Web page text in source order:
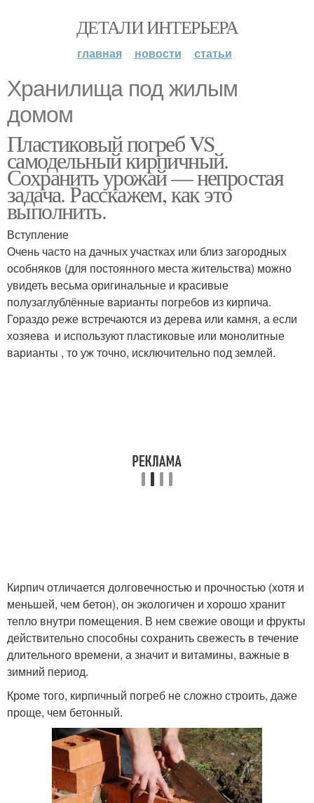
ДЕТАЛИ ИНТЕРЬЕРА
главная новости статьи
Хранилища под жилым
домом
Пластиковый погреб VS
самодельный кирпичный.
Сохранить урожай — непростая
задача. Расскажем, как это
выполнить.
Вступление
Очень часто на дачных участках или близ загородных
особняков (для постоянного места жительства) можно
увидеть весьма оригинальные и красивые
полузаглублённые варианты погребов из кирпича.
Гораздо реже встречаются из дерева или камня, а если
хозяева и используют пластиковые или монолитные
варианты , то уж точно, исключительно под землей.
Кирпич отличается долговечностью и прочностью (хотя и
меньшей, чем бетон), он экологичен и хорошо хранит
тепло внутри помещения. В нем свежие овощи и фрукты
действительно способны сохранить свежесть в течение
длительного времени, а значит и витамины, важные в
зимний период.
Кроме того, кирпичный погреб не сложно строить, даже
проще, чем бетонный.